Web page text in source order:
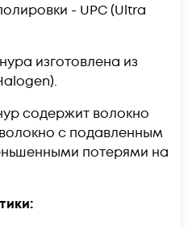
- UPC (Ultra
изготовлена из
содержит волокно
с подавленным
потерями на